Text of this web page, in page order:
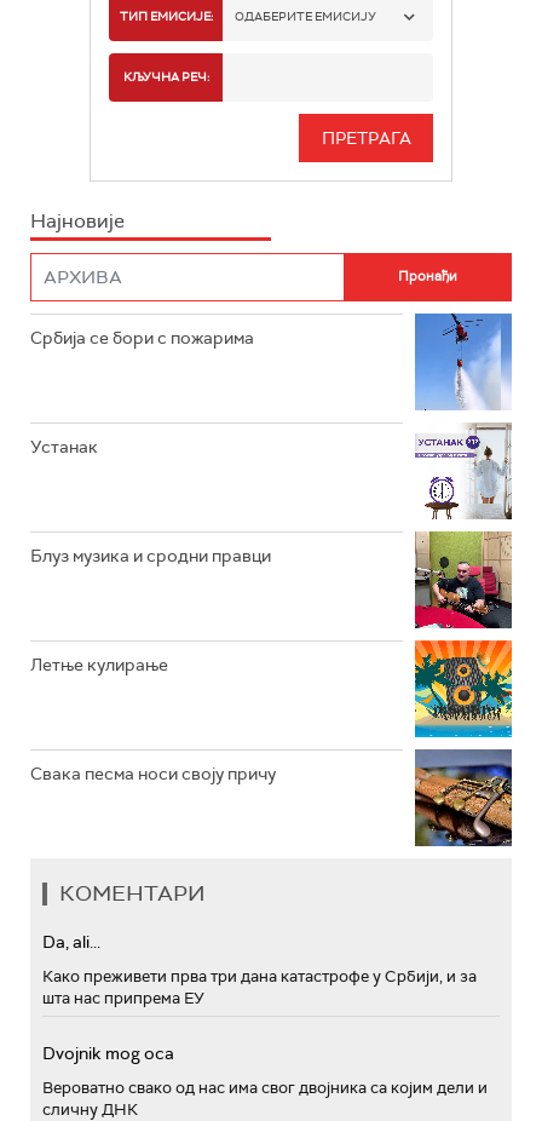
РАДИО БЕОГРАД 1
РАДИО БЕОГРАД 3
РАДИО РОКЕНРОЛЕР
РАДИО ЏЕЗЕР
ТИП ЕМИСИЈЕ: ОДАБЕРИТЕ ЕМИСИЈУ
ИНФО
КЉУЧНА РЕЧ:
Најновије
Србија се бори с пожарима
Устанак
Блуз музика и сродни правци
Летње кулирање
Свака песма носи своју причу
КОМЕНТАРИ
Da, ali...
Како преживети прва три дана катастрофе у Србији, и за
шта нас припрема ЕУ
Dvojnik mog oca
Вероватно свако од нас има свог двојника са којим дели и
сличну ДНК